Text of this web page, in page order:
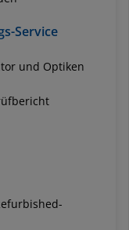
Service
und Optiken